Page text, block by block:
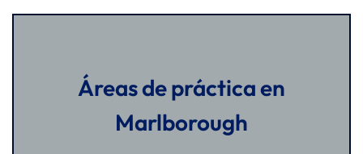
Áreas de práctica en
Marlborough